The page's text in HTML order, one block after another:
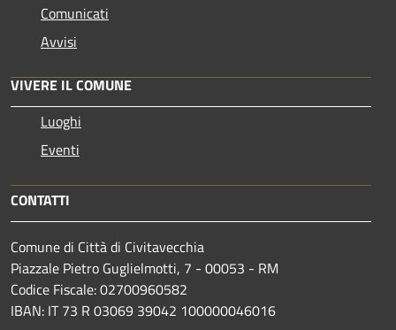
Comunicati
Avvisi
VIVERE IL COMUNE
Luoghi
Eventi
CONTATTI
Comune di Città di Civitavecchia
Piazzale Pietro Guglielmotti, 7 - 00053 - RM
Codice Fiscale: 02700960582
IBAN: IT 73 R 03069 39042 100000046016